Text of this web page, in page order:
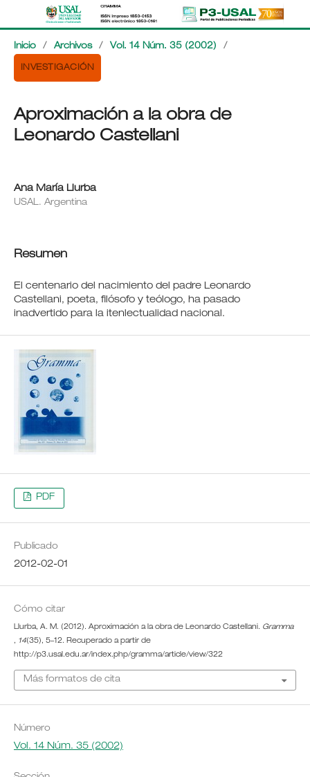
Inicio / Archivos / Vol. 14 Núm. 35 (2002) /
INVESTIGACIÓN
Aproximación a la obra de
Leonardo Castellani
Ana María Llurba
USAL. Argentina
Resumen
El centenario del nacimiento del padre Leonardo
Castellani, poeta, filósofo y teólogo, ha pasado
inadvertido para la itenlectualidad nacional.
PDF
Publicado
2012-02-01
Cómo citar
Llurba, A. M. (2012). Aproximación a la obra de Leonardo Castellani. Gramma
, 14(35), 5–12. Recuperado a partir de
http://p3.usal.edu.ar/index.php/gramma/article/view/322
Más formatos de cita
Número
Vol. 14 Núm. 35 (2002)